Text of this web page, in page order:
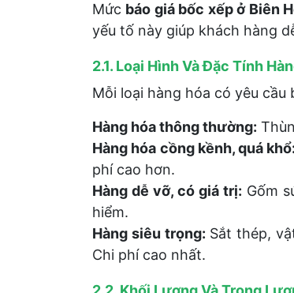
Mức báo giá bốc xếp ở Biên
yếu tố này giúp khách hàng
2.1. Loại Hình Và Đặc Tính
Mỗi loại hàng hóa có yêu cầu
Hàng hóa thông thường:
Hàng hóa cồng kềnh, quá khổ:
phí cao hơn.
Hàng dễ vỡ, có giá trị: Gốm
hiểm.
Hàng siêu trọng: Sắt thép,
Chi phí cao nhất.